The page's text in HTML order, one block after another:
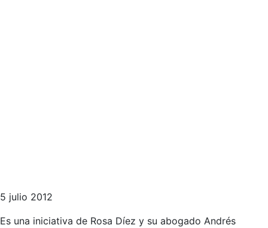
5 julio 2012
Es una iniciativa de Rosa Díez y su abogado Andrés